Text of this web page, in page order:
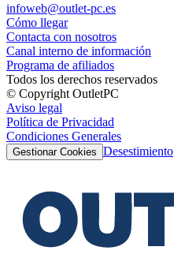
infoweb@outlet-pc.es
Cómo llegar
Contacta con nosotros
Canal interno de información
Programa de afiliados
Todos los derechos reservados
© Copyright OutletPC
Aviso legal
Política de Privacidad
Condiciones Generales
Gestionar Cookies Desestimiento